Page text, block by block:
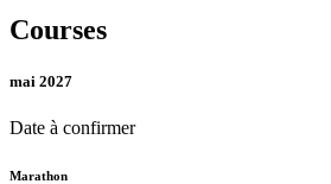
Courses
mai 2027
Date à confirmer
Marathon